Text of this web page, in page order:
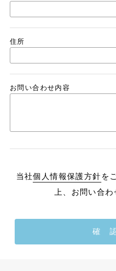
住所
お問い合わせ内容
当社個人情報保護方針 を
上、お問い合わ